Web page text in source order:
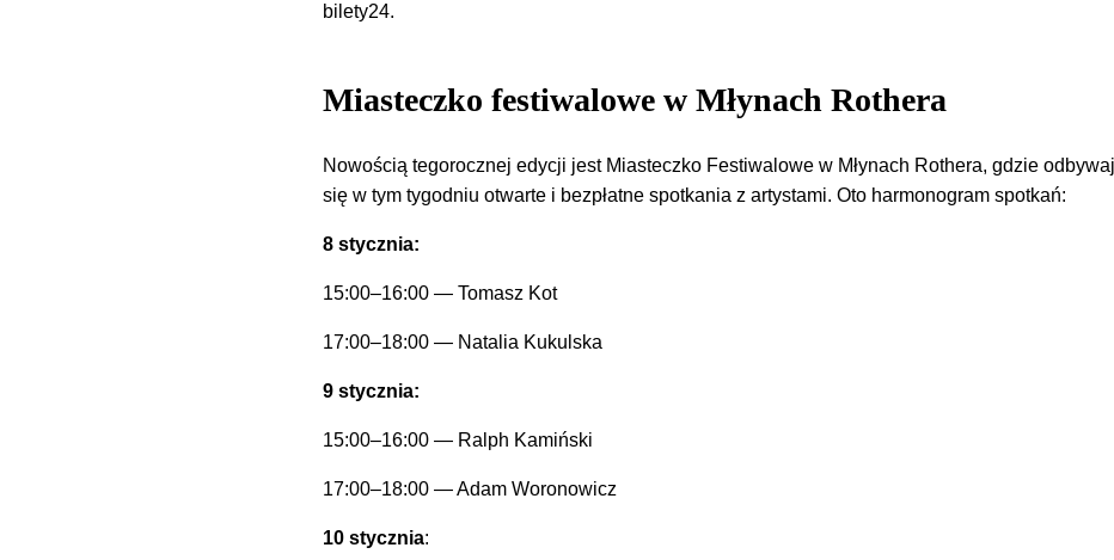
bilety24.
Miasteczko festiwalowe w Młynach Rothera
Nowością tegorocznej edycji jest Miasteczko Festiwalowe w Młynach Rothera, gdzie
się w tym tygodniu otwarte i bezpłatne spotkania z artystami. Oto harmonogram spotkań:
8 stycznia:
15:00–16:00 — Tomasz Kot
17:00–18:00 — Natalia Kukulska
9 stycznia:
15:00–16:00 — Ralph Kamiński
17:00–18:00 — Adam Woronowicz
10 stycznia: